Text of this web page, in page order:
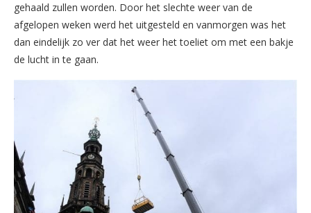
gehaald zullen worden. Door het slechte weer van de
afgelopen weken werd het uitgesteld en vanmorgen was het
dan eindelijk zo ver dat het weer het toeliet om met een bakje
de lucht in te gaan.